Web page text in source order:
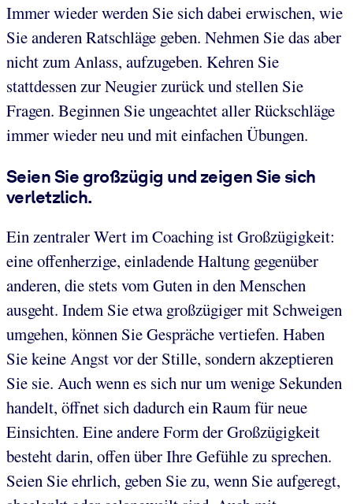
Immer wieder werden Sie sich dabei erwischen, wie
Sie anderen Ratschläge geben. Nehmen Sie das aber
nicht zum Anlass, aufzugeben. Kehren Sie
stattdessen zur Neugier zurück und stellen Sie
Fragen. Beginnen Sie ungeachtet aller Rückschläge
immer wieder neu und mit einfachen Übungen.
Seien Sie großzügig und zeigen Sie sich
verletzlich.
Ein zentraler Wert im Coaching ist Großzügigkeit:
eine offenherzige, einladende Haltung gegenüber
anderen, die stets vom Guten in den Menschen
ausgeht. Indem Sie etwa großzügiger mit Schweigen
umgehen, können Sie Gespräche vertiefen. Haben
Sie keine Angst vor der Stille, sondern akzeptieren
Sie sie. Auch wenn es sich nur um wenige Sekunden
handelt, öffnet sich dadurch ein Raum für neue
Einsichten. Eine andere Form der Großzügigkeit
besteht darin, offen über Ihre Gefühle zu sprechen.
Seien Sie ehrlich, geben Sie zu, wenn Sie aufgeregt,